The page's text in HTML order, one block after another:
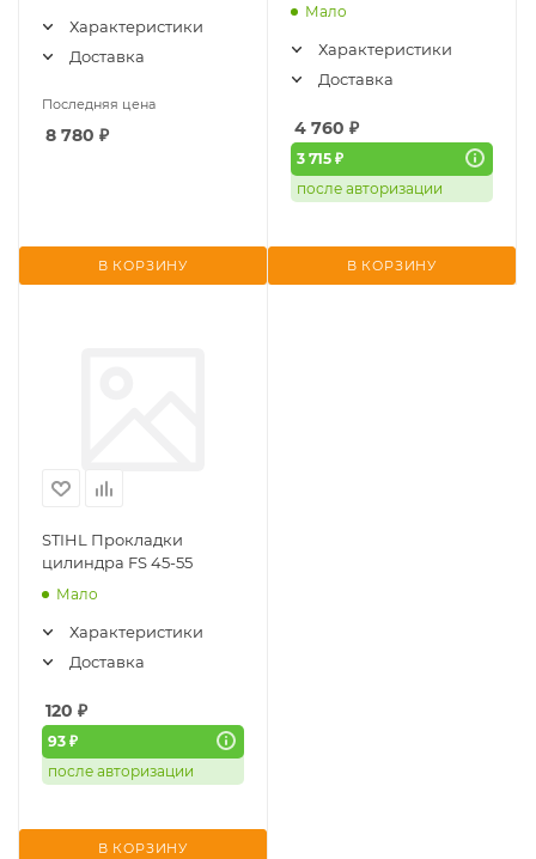
Характеристики
Доставка
Последняя цена
8 780 ₽
В КОРЗИНУ
Мало
Характеристики
Доставка
4 760 ₽
3 715 ₽
после авторизации
В КОРЗИНУ
STIHL Прокладки
цилиндра FS 45-55
Мало
Характеристики
Доставка
120 ₽
93 ₽
после авторизации
В КОРЗИНУ